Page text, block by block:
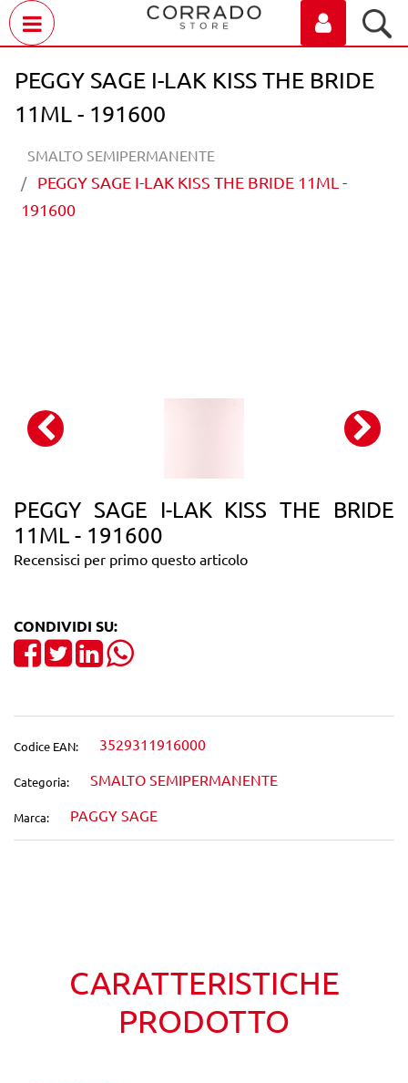
PEGGY SAGE I-LAK KISS THE BRIDE
11ML - 191600
SMALTO SEMIPERMANENTE
PEGGY SAGE I-LAK KISS THE BRIDE 11ML -
191600
PEGGY SAGE I-LAK KISS THE BRIDE
11ML - 191600
Recensisci per primo questo articolo
CONDIVIDI SU:
Share on Facebook
TweetShare on LinkedIn
Codice EAN: 3529311916000
Categoria: SMALTO SEMIPERMANENTE
Marca: PAGGY SAGE
CARATTERISTICHE
PRODOTTO